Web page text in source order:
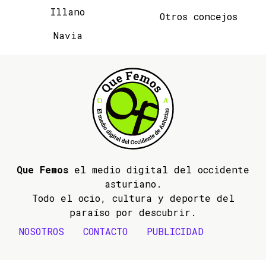
Illano
Navia
Otros concejos
Que Femos el medio digital del occidente
asturiano.
Todo el ocio, cultura y deporte del
paraíso por descubrir.
NOSOTROS
CONTACTO PUBLICIDAD